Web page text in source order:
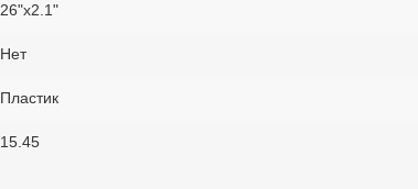
26"x2.1"
Нет
Пластик
15.45